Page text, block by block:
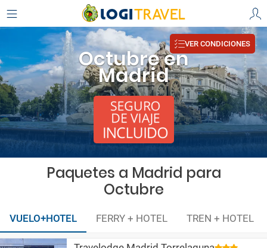
Octubre en
Madrid
VER CONDICIONES
Paquetes a Madrid para
Octubre
VUELO+HOTEL FERRY + HOTEL TREN + HOTEL